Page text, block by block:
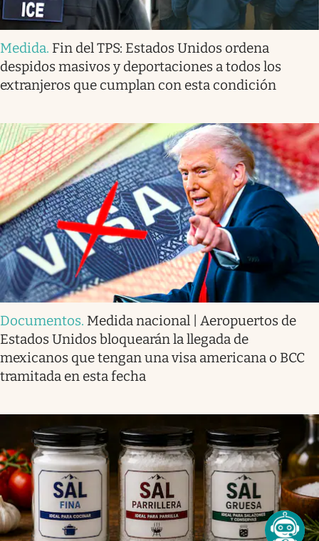
Medida. Fin del TPS: Estados Unidos ordena
despidos masivos y deportaciones a todos los
extranjeros que cumplan con esta condición
Documentos. Medida nacional | Aeropuertos de
Estados Unidos bloquearán la llegada de
mexicanos que tengan una visa americana o BCC
tramitada en esta fecha